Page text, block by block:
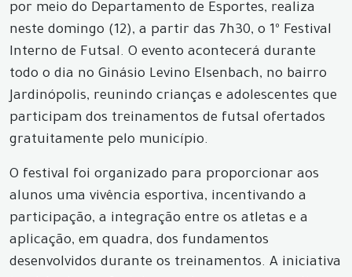
por meio do Departamento de Esportes, realiza
neste domingo (12), a partir das 7h30, o 1º Festival
Interno de Futsal. O evento acontecerá durante
todo o dia no Ginásio Levino Elsenbach, no bairro
Jardinópolis, reunindo crianças e adolescentes que
participam dos treinamentos de futsal ofertados
gratuitamente pelo município.
O festival foi organizado para proporcionar aos
alunos uma vivência esportiva, incentivando a
participação, a integração entre os atletas e a
aplicação, em quadra, dos fundamentos
desenvolvidos durante os treinamentos. A iniciativa